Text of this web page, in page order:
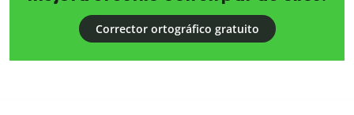
Corrector ortográfico gratuito